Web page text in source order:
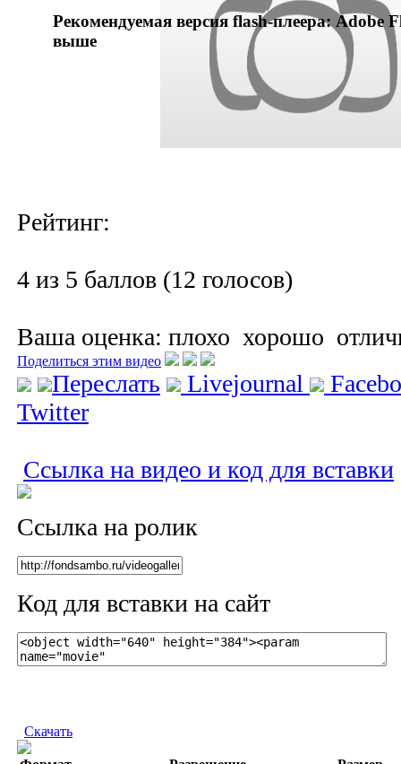
Рекомендуемая версия flash-плеера: Adobe
выше
Рейтинг:
4 из 5 баллов (12 голосов)
Ваша оценка: плохо хорошо
Поделиться этим видео
Переслать Livejournal
Twitter
Ссылка на видео и код для вставки
Ссылка на ролик
Код для вставки на сайт
Скачать